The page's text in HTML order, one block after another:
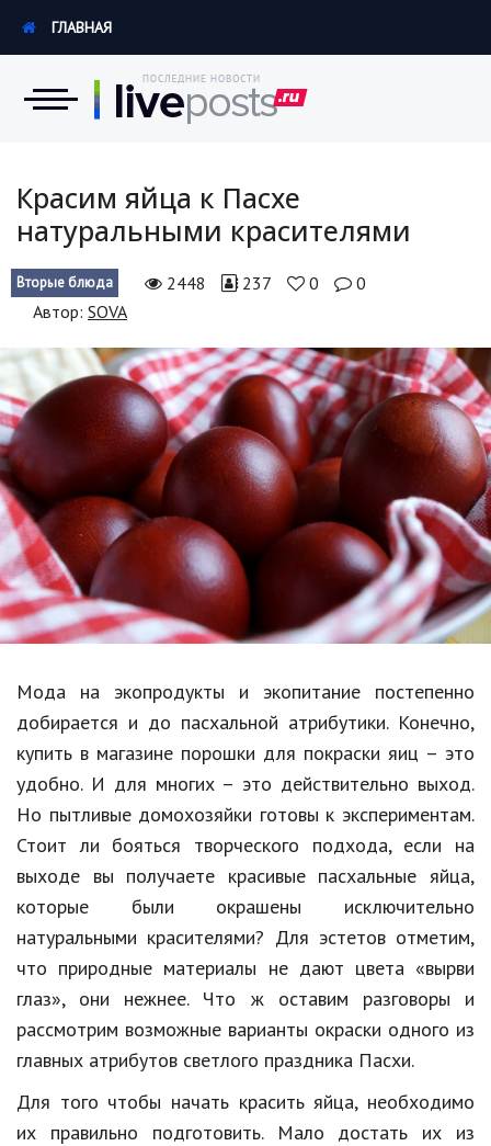
Новости
Экономика
Происшествия
Россия
Наука и техника
Политика
Образование
В мире
Культура
Авто, мото
Спорт
Знаменитости
Статьи
Обзоры
Рецепты
Красота и здоровье
Hi-Tech. Интернет
Авто, мото
Дом и сад
Недвижимость
ГЛАВНАЯ
Красим яйца к Пасхе
натуральными красителями
Вторые блюда 2448 237 0
0
Автор: SOVA
Мода на экопродукты и экопитание постепенно
добирается и до пасхальной атрибутики. Конечно,
купить в магазине порошки для покраски яиц – это
удобно. И для многих – это действительно выход.
Но пытливые домохозяйки готовы к экспериментам.
Стоит ли бояться творческого подхода, если на
выходе вы получаете красивые пасхальные яйца,
которые были окрашены исключительно
натуральными красителями? Для эстетов отметим,
что природные материалы не дают цвета «вырви
глаз», они нежнее. Что ж оставим разговоры и
рассмотрим возможные варианты окраски одного из
главных атрибутов светлого праздника Пасхи.
Для того чтобы начать красить яйца, необходимо
их правильно подготовить. Мало достать их из